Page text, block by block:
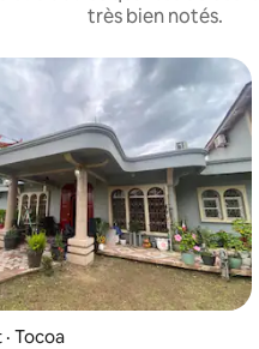
très bien notés.
Tocoa